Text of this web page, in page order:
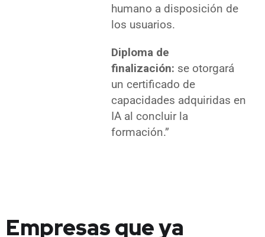
humano a disposición de
los usuarios.
Diploma de
finalización: se otorgará
un certificado de
capacidades adquiridas en
IA al concluir la
formación.”
Empresas que ya